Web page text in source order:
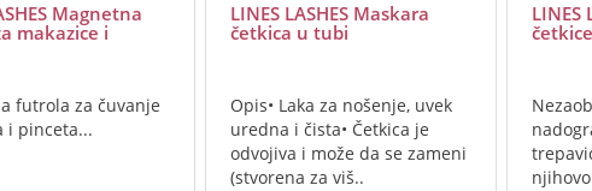
Magnetna
makazice i
futrola za čuvanje
i pinceta...
LINES LASHES Maskara
četkica u tubi
Opis• Laka za nošenje, uvek
uredna i čista• Četkica je
odvojiva i može da se zameni
(stvorena za viš..
LINES